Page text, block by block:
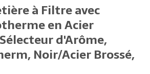
à Filtre avec
en Acier
d'Arôme,
Noir/Acier Brossé,